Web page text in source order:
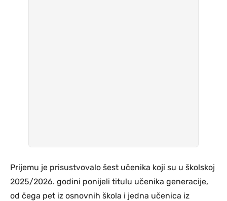
Prijemu je prisustvovalo šest učenika koji su u školskoj
2025/2026. godini ponijeli titulu učenika generacije,
od čega pet iz osnovnih škola i jedna učenica iz